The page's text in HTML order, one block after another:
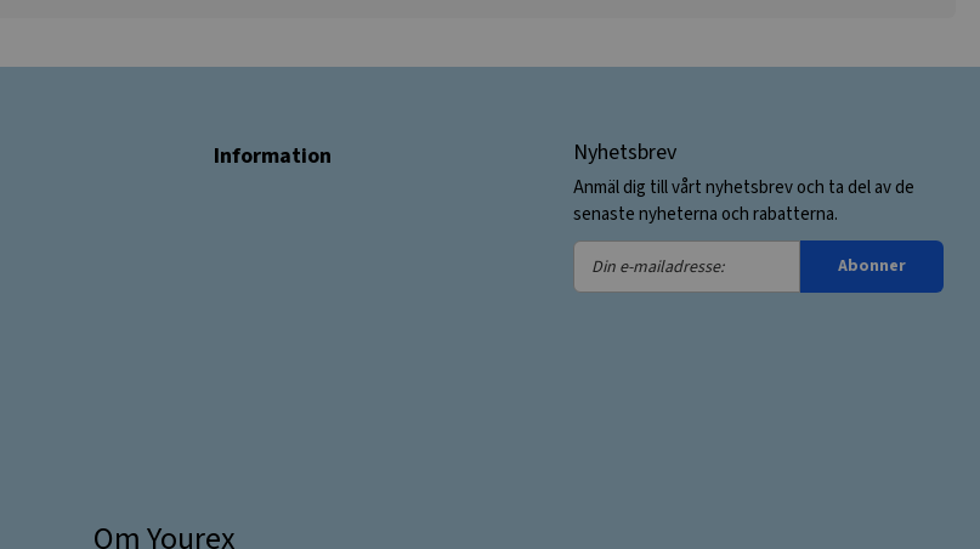
Information Nyhetsbrev
Anmäl dig till vårt nyhetsbrev och ta del av de
senaste nyheterna och rabatterna.
Din
e-
Abonner
Om Yourex